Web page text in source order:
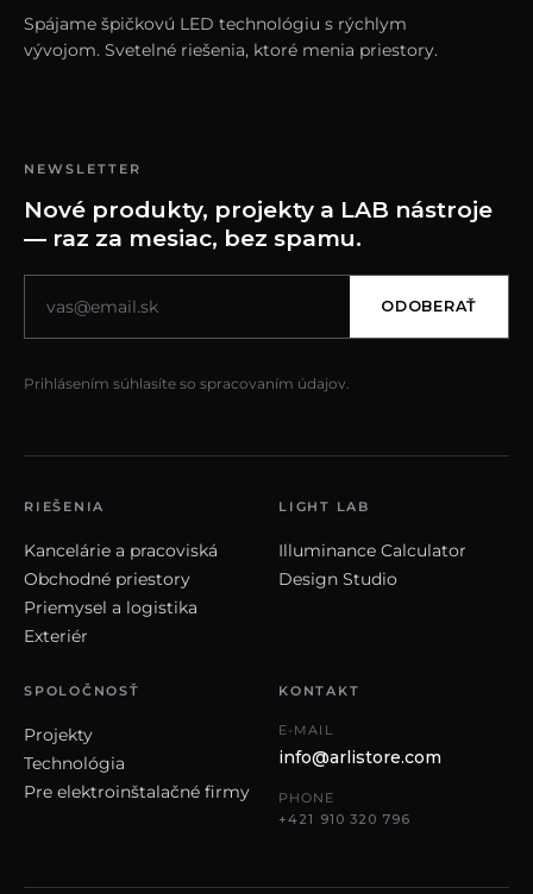
Spájame špičkovú LED technológiu s rýchlym
vývojom. Svetelné riešenia, ktoré menia priestory.
NEWSLETTER
Nové produkty, projekty a LAB nástroje
— raz za mesiac, bez spamu.
ODOBERAŤ
Prihlásením súhlasíte so spracovaním údajov.
RIEŠENIA
Kancelárie a pracoviská
Obchodné priestory
Priemysel a logistika
Exteriér
LIGHT LAB
Illuminance Calculator
Design Studio
SPOLOČNOSŤ
Projekty
Technológia
Pre elektroinštalačné firmy
KONTAKT
E-MAIL
info@arlistore.com
PHONE
+421 910 320 796